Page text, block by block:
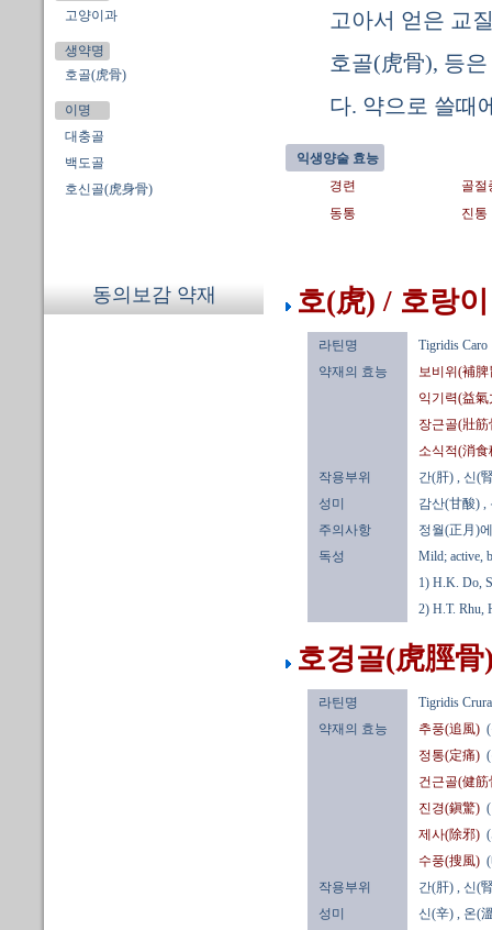
고양이과
생약명
호골(虎骨)
이명
대충골
백도골
호신골(虎身骨)
고아서 얻은 교
호골(虎骨), 등
다. 약으로 쓸때
익생양술 효능
경련
골절
동통
진통
동의보감 약재 호(虎) / 호랑이
라틴명
Tigridis Caro
약재의 효능
보비위(補脾
익기력(益氣
장근골(壯筋
소식적(消食
작용부위
간(肝)
, 신(
성미
감산(甘酸)
주의사항
정월(正月)
독성
Mild; active,
1) H.K. Do,
2) H.T. Rhu,
호경골(虎脛
라틴명
Tigridis
약재의 효능
추풍(追風)
정통(定痛)
건근골(健筋
진경(鎭驚)
제사(除邪)
수풍(搜風)
작용부위
간(肝)
, 신(
성미
신(辛)
, 온(